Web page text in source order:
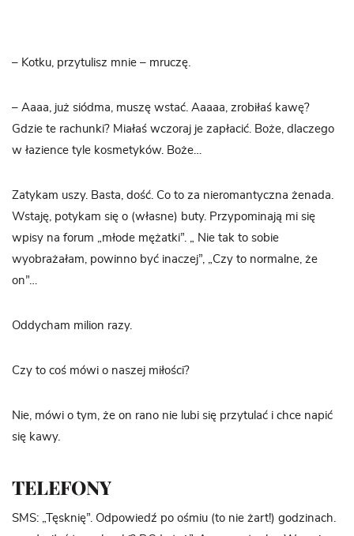
– Kotku, przytulisz mnie – mruczę.
– Aaaa, już siódma, muszę wstać. Aaaaa, zrobiłaś kawę?
Gdzie te rachunki? Miałaś wczoraj je zapłacić. Boże, dlaczego
w łazience tyle kosmetyków. Boże…
Zatykam uszy. Basta, dość. Co to za nieromantyczna żenada.
Wstaję, potykam się o (własne) buty. Przypominają mi się
wpisy na forum „młode mężatki”. „ Nie tak to sobie
wyobrażałam, powinno być inaczej”, „Czy to normalne, że
on”…
Oddycham milion razy.
Czy to coś mówi o naszej miłości?
Nie, mówi o tym, że on rano nie lubi się przytulać i chce napić
się kawy.
TELEFONY
SMS: „Tęsknię”. Odpowiedź po ośmiu (to nie żart!) godzinach.